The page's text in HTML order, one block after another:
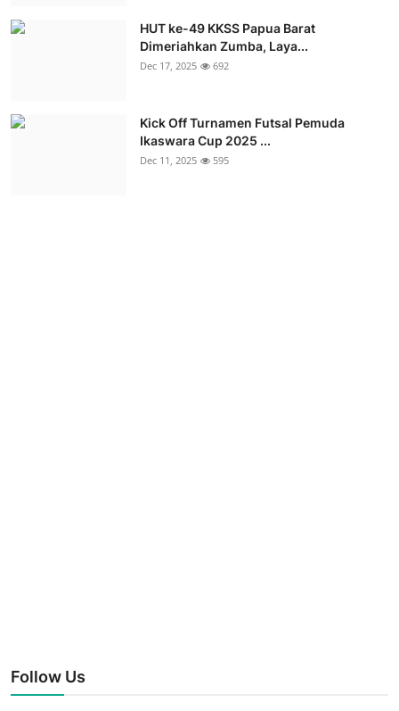
HUT ke-49 KKSS Papua Barat
Dimeriahkan Zumba, Laya...
Dec 17, 2025 692
Kick Off Turnamen Futsal Pemuda
Ikaswara Cup 2025 ...
Dec 11, 2025 595
Follow Us